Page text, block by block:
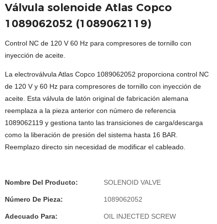
Válvula solenoide Atlas Copco
1089062052 (1089062119)
Control NC de 120 V 60 Hz para compresores de tornillo con
inyección de aceite.
La electroválvula Atlas Copco 1089062052 proporciona control NC
de 120 V y 60 Hz para compresores de tornillo con inyección de
aceite. Esta válvula de latón original de fabricación alemana
reemplaza a la pieza anterior con número de referencia
1089062119 y gestiona tanto las transiciones de carga/descarga
como la liberación de presión del sistema hasta 16 BAR.
Reemplazo directo sin necesidad de modificar el cableado.
Nombre Del Producto: SOLENOID VALVE
Número De Pieza: 1089062052
Adecuado Para:
OIL INJECTED SCREW